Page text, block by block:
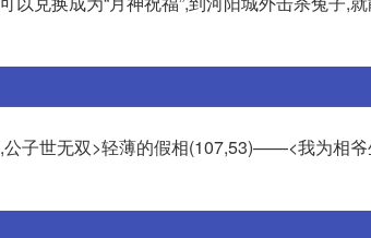
子世无双>轻薄的假相(107,53)——<我为相爷